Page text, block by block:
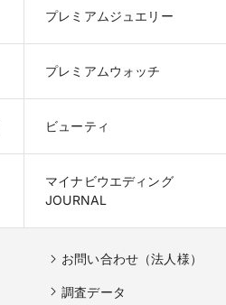
プレミアムジュエリー
プレミアムウォッチ
ビューティ
マイナビウエディング
JOURNAL
お問い合わせ（法人様）
調査データ